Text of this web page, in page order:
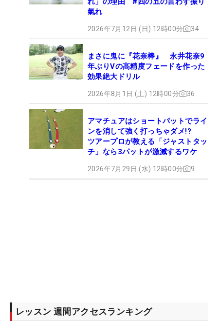
氣れ
2026年7月12日 (日) 12時00分 34
まさに鬼に『花奈棒』 永井花奈9
年ぶりVの高精度フェードを作った
効果絶大ドリル
2026年8月1日 (土) 12時00分 36
アマチュアはショートパットでライ
ンを消して強く打っちゃダメ!?
ツアープロが教える「ジャストタッ
チ」なら3パットが激減するワケ
2026年7月29日 (水) 12時00分 9
レッスン 週間アクセスランキング